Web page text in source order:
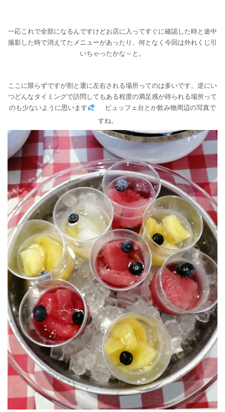
一応これで全部になるんですけどお店に入ってすぐに確認した時と途中
撮影した時で消えてたメニューがあったり、何となく今回は外れくじ引
いちゃったかな～と。
ここに限らずですが割と運に左右される場所ってのは多いです。逆にい
つどんなタイミングで訪問してもある程度の満足感が得られる場所って
のも少ないように思います
ビュッフェ台とか飲み物周辺の写真で
すね。